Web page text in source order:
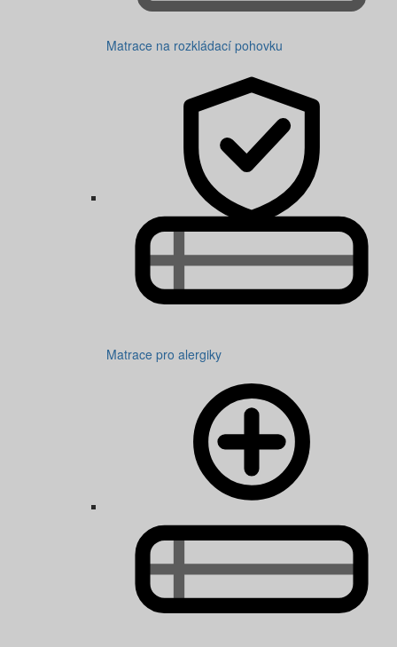
Matrace na rozkládací pohovku
Matrace pro alergiky